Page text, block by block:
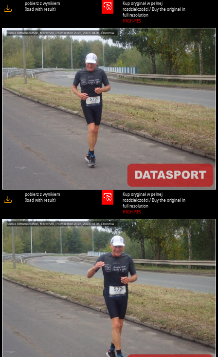
pobierz z wynikiem
(load with result)
Kup oryginał w pełnej
rozdzielczości / Buy the original in
full resolution
HIGH-RES
pobierz z wynikiem
(load with result)
Kup oryginał w pełnej
rozdzielczości / Buy the original in
full resolution
HIGH-RES